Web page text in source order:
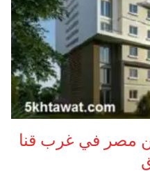
مصر في غرب قنا